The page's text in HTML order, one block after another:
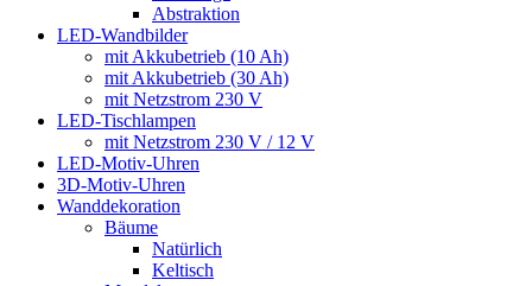
Abstraktion
LED-Wandbilder
mit Akkubetrieb (10 Ah)
mit Akkubetrieb (30 Ah)
mit Netzstrom 230 V
LED-Tischlampen
mit Netzstrom 230 V / 12 V
LED-Motiv-Uhren
3D-Motiv-Uhren
Wanddekoration
Bäume
Natürlich
Keltisch